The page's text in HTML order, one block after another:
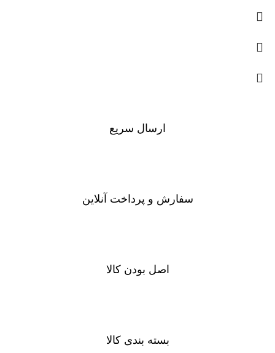
ارسال سریع
سفارش و پرداخت آنلاین
اصل بودن کالا
بسته بندی کالا